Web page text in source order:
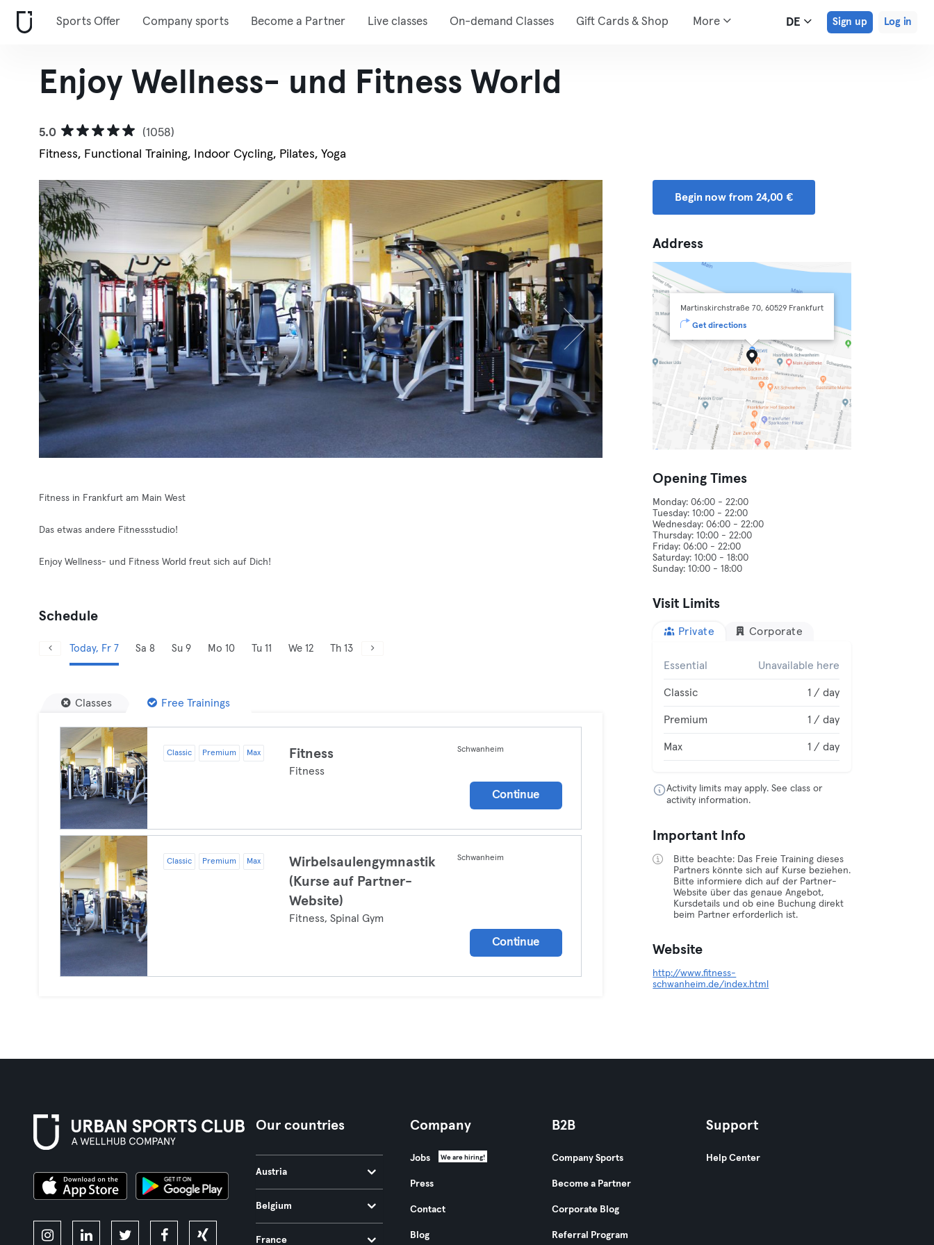
Sports Offer Company sports Become a Partner Live classes On-demand Classes Gift Cards & Shop More DE Sign up Log in
Enjoy Wellness- und Fitness World
5.0
(1058)
Fitness, Functional Training, Indoor Cycling, Pilates, Yoga
Fitness in Frankfurt am Main West
Das etwas andere Fitnessstudio!
Enjoy Wellness- und Fitness World freut sich auf Dich!
Schedule
Today, Fr 7 Sa 8 Su 9 Mo 10 Tu 11 We 12 Th 13
Classes Free Trainings
Classic Premium Max Fitness
Fitness
Schwanheim
Continue
Classic Premium Max
Wirbelsaulengymnastik
(Kurse auf Partner-
Website)
Fitness, Spinal Gym
Schwanheim
Continue
Begin now from 24,00 €
Address
Martinskirchstraße 70, 60529 Frankfurt
Get directions
Opening Times
Monday: 06:00 - 22:00
Tuesday: 10:00 - 22:00
Wednesday: 06:00 - 22:00
Thursday: 10:00 - 22:00
Friday: 06:00 - 22:00
Saturday: 10:00 - 18:00
Visit Limits
Private Corporate
Essential Unavailable here
Classic 1 / day
Premium 1 / day
Max 1 / day
Activity limits may apply. See class or
activity information.
Important Info
Bitte beachte: Das Freie Training dieses
Partners könnte sich auf Kurse beziehen.
Bitte informiere dich auf der Partner-
Website über das genaue Angebot,
Kursdetails und ob eine Buchung direkt
beim Partner erforderlich ist.
Website
http://www.fitness-
schwanheim.de/index.html
Our countries
Austria
Belgium
France
Company
Jobs We are hiring!
Press
Contact
Blog
B2B
Company Sports
Become a Partner
Corporate Blog
Referral Program
Support
Help Center